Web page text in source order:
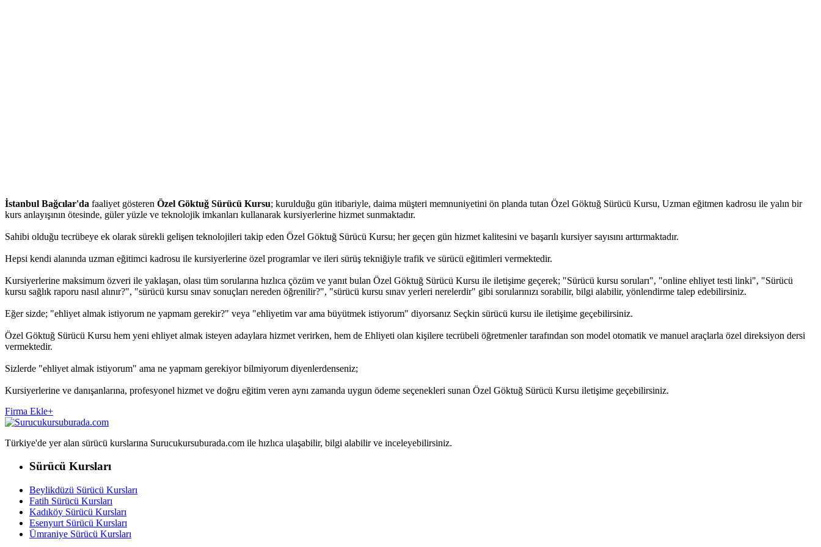
İstanbul Bağcılar'da faaliyet gösteren Özel Göktuğ Sürücü Kursu; kurulduğu gün itibariyle, daima müşteri memnuniyetini ön planda tutan Özel Göktuğ Sürücü Kursu, Uzman eğitmen kadrosu ile yalın bir
kurs anlayışının ötesinde, güler yüzle ve teknolojik imkanları kullanarak kursiyerlerine hizmet sunmaktadır.
Sahibi olduğu tecrübeye ek olarak sürekli gelişen teknolojileri takip eden Özel Göktuğ Sürücü Kursu; her geçen gün hizmet kalitesini ve başarılı kursiyer sayısını arttırmaktadır.
Hepsi kendi alanında uzman eğitimci kadrosu ile kursiyerlerine özel programlar ve ileri sürüş tekniğiyle trafik ve sürücü eğitimleri vermektedir.
Kursiyerlerine maksimum özveri ile yaklaşan, olası tüm sorularına hızlıca çözüm ve yanıt bulan Özel Göktuğ Sürücü Kursu ile iletişime geçerek; "Sürücü kursu soruları", "online ehliyet testi linki", "Sürücü
kursu sağlık raporu nasıl alınır?", "sürücü kursu sınav sonuçları nereden öğrenilir?", "sürücü kursu sınav yerleri nerelerdir" gibi sorularınızı sorabilir, bilgi alabilir, yönlendirme talep edebilirsiniz.
Eğer sizde; "ehliyet almak istiyorum ne yapmam gerekir?" veya "ehliyetim var ama büyütmek istiyorum" diyorsanız Seçkin sürücü kursu ile iletişime geçebilirsiniz.
Özel Göktuğ Sürücü Kursu hem yeni ehliyet almak isteyen adaylara hizmet verirken, hem de Ehliyeti olan kişilere tecrübeli öğretmenler tarafından son model otomatik ve manuel araçlarla özel direksiyon dersi
vermektedir.
Sizlerde "ehliyet almak istiyorum" ama ne yapmam gerekiyor bilmiyorum diyenlerdenseniz;
Kursiyerlerine ve danışanlarına, profesyonel hizmet ve doğru eğitim veren aynı zamanda uygun ödeme seçenekleri sunan Özel Göktuğ Sürücü Kursu iletişime geçebilirsiniz.
Firma Ekle+
Türkiye'de yer alan sürücü kurslarına Surucukursuburada.com ile hızlıca ulaşabilir, bilgi alabilir ve inceleyebilirsiniz.
Sürücü Kursları
Beylikdüzü Sürücü Kursları
Fatih Sürücü Kursları
Kadıköy Sürücü Kursları
Esenyurt Sürücü Kursları
Ümraniye Sürücü Kursları